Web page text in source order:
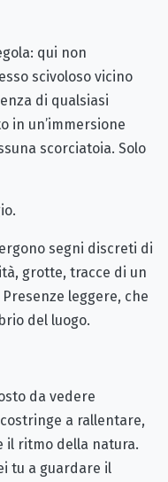
qui non
scivoloso vicino
di qualsiasi
in un’immersione
scorciatoia. Solo
segni discreti di
grotte, tracce di un
leggere, che
del luogo.
da vedere
a rallentare,
il ritmo della natura.
tu a guardare il